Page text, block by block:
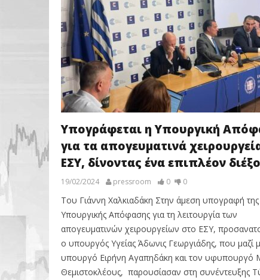
Υπογράφεται η Υπουργική
για τα απογευματινά
ΕΣΥ, δίνοντας ένα επιπλέον
19/02/2024 pressroom 0 0
Του Γιάννη Χαλκιαδάκη Στην άμεση υπογραφή της
Υπουργικής Απόφασης για τη λειτουργία των
απογευματινών χειρουργείων στο ΕΣΥ,
ο υπουργός Υγείας Άδωνις Γεωργιάδης, που μαζί
υπουργό Ειρήνη Αγαπηδάκη και τον υφυπουργό
Θεμιστοκλέους, παρουσίασαν στη συνέντευξης